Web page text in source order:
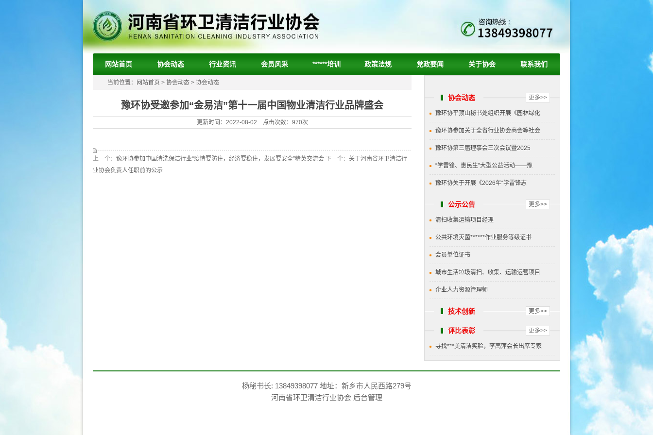
网站首页 协会动态 行业资讯 会员风采 ******培训 政策法规 党政要闻 关于协会 联系我们
更多>>
协会动态
豫环协平顶山秘书处组织开展《园林绿化
豫环协参加关于全省行业协会商会等社会
豫环协第三届理事会三次会议暨2025
“学雷锋、惠民生”大型公益活动——豫
豫环协关于开展《2026年“学雷锋志
更多>>
公示公告
清扫收集运输项目经理
公共环境灭菌******作业服务等级证书
会员单位证书
城市生活垃圾清扫、收集、运输运营项目
企业人力资源管理师
更多>>
技术创新
更多>>
评比表彰
寻找***美清洁笑脸，李高萍会长出席专家
当前位置： 网站首页 > 协会动态 > 协会动态
豫环协受邀参加“金易洁”第十一届中国物业清洁行业品牌盛会
更新时间：2022-08-02 点击次数：970次
上一个： 豫环协参加中国清洗保洁行业“疫情要防住，经济要稳住，发展要安全”精英交流会 下一个： 关于河南省环卫清洁行
业协会负责人任职前的公示
杨秘书长: 13849398077 地址：新乡市人民西路279号
河南省环卫清洁行业协会 后台管理